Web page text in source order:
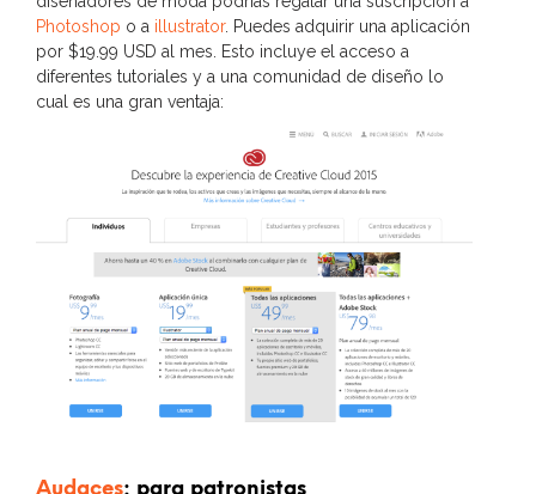
Photoshop o a illustrator. Puedes adquirir una aplicación
por $19.99 USD al mes. Esto incluye el acceso a
diferentes tutoriales y a una comunidad de diseño lo
cual es una gran ventaja: